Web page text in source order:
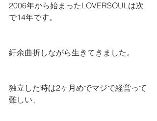
2006年から始まったLOVERSOULは次
で14年です。
紆余曲折しながら生きてきました。
独立した時は2ヶ月めでマジで経営って
難しい、